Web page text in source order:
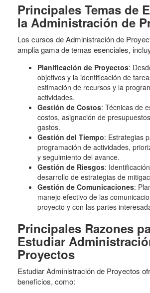
Principales Temas de
la Administración de
Los cursos de Administración de
amplia gama de temas esenciales,
Planificación de Proyectos:
objetivos y la identificación de
estimación de recursos y la
actividades.
Gestión de Costos: Técnicas de
costos, asignación de
gastos.
Gestión del Tiempo: Estrategias
programación de actividades,
y seguimiento del avance.
Gestión de Riesgos:
desarrollo de estrategias de
Gestión de Comunicaciones:
manejo efectivo de las
proyecto y con las partes
Principales Razones
Estudiar
Proyectos
Estudiar Administración de Proyectos
beneficios, como: